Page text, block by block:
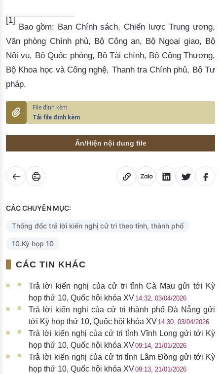
[1]
Bao gồm: Ban Chính sách, Chiến lược Trung ương,
Văn phòng Chính phủ, Bộ Công an, Bộ Ngoại giao, Bộ
Nội vụ, Bộ Quốc phòng, Bộ Tài chính, Bộ Công Thương,
Bộ Khoa học và Công nghệ, Thanh tra Chính phủ, Bộ Tư
pháp.
Tải file đính kèm
Ẩn/Hiện nội dung file
CÁC CHUYÊN MỤC:
Thống đốc trả lời kiến nghị cử tri theo tỉnh, thành phố
10.Kỳ họp 10
CÁC TIN KHÁC
Trả lời kiến nghị của cử tri tỉnh Cà Mau gửi tới Kỳ
họp thứ 10, Quốc hội khóa XV 14:32, 03/04/2026
Trả lời kiến nghị của cử tri thành phố Đà Nẵng gửi
tới Kỳ họp thứ 10, Quốc hội khóa XV 14:30, 03/04/2026
Trả lời kiến nghị của cử tri tỉnh Vĩnh Long gửi tới Kỳ
họp thứ 10, Quốc hội khóa XV09:14, 21/01/2026
Trả lời kiến nghị của cử tri tỉnh Lâm Đồng gửi tới Kỳ
họp thứ 10, Quốc hội khóa XV09:13, 21/01/2026